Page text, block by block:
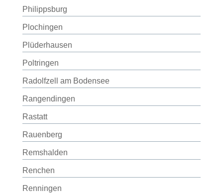
Philippsburg
Plochingen
Plüderhausen
Poltringen
Radolfzell am Bodensee
Rangendingen
Rastatt
Rauenberg
Remshalden
Renchen
Renningen